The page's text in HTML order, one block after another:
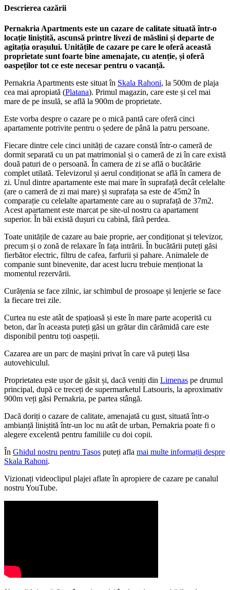
Descrierea cazării
Pernakria Apartments este un cazare de calitate situată într-o
locație liniștită, ascunsă printre livezi de măslini și departe de
agitația orașului. Unitățile de cazare pe care le oferă această
proprietate sunt foarte bine amenajate, cu atenție, și oferă
oaspeților tot ce este necesar pentru o vacanță.
Pernakria Apartments este situat în Skala Rahoni, la 500m de plaja
cea mai apropiată (Platana). Primul magazin, care este și cel mai
mare de pe insulă, se află la 900m de proprietate.
Este vorba despre o cazare pe o mică pantă care oferă cinci
apartamente potrivite pentru o ședere de până la patru persoane.
Fiecare dintre cele cinci unități de cazare constă într-o cameră de
dormit separată cu un pat matrimonial și o cameră de zi în care există
două paturi de o persoană. În camera de zi se află o bucătărie
complet utilată. Televizorul și aerul condiționat se află în camera de
zi. Unul dintre apartamente este mai mare în suprafață decât celelalte
(are o cameră de zi mai mare) și suprafața sa este de 45m2 în
comparație cu celelalte apartamente care au o suprafață de 37m2.
Acest apartament este marcat pe site-ul nostru ca apartament
superior. În băi există dușuri cu cabină, fără perdea.
Toate unitățile de cazare au baie proprie, aer condiționat și televizor,
precum și o zonă de relaxare în fața intrării. În bucătării puteți găsi
fierbător electric, filtru de cafea, farfurii și pahare. Animalele de
companie sunt binevenite, dar acest lucru trebuie menționat la
momentul rezervării.
Curățenia se face zilnic, iar schimbul de prosoape și lenjerie se face
la fiecare trei zile.
Curtea nu este atât de spațioasă și este în mare parte acoperită cu
beton, dar în aceasta puteți găsi un grătar din cărămidă care este
disponibil pentru toți oaspeții.
Cazarea are un parc de mașini privat în care vă puteți lăsa
autovehiculul.
Proprietatea este ușor de găsit și, dacă veniți din Limenas pe drumul
principal, după ce treceți de supermarketul Latsouris, la aproximativ
900m veți găsi Pernakria, pe partea stângă.
Dacă doriți o cazare de calitate, amenajată cu gust, situată într-o
ambianță liniștită într-un loc nu atât de urban, Pernakria poate fi o
alegere excelentă pentru familiile cu doi copii.
În Ghidul nostru pentru Tasos puteți afla mai multe informații despre
Skala Rahoni.
Vizionați videoclipul plajei aflate în apropiere de cazare pe canalul
nostru YouTube.